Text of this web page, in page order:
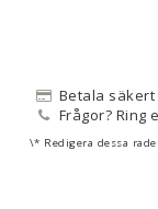
Betala
Frågor? Ring
\* Redigera dessa